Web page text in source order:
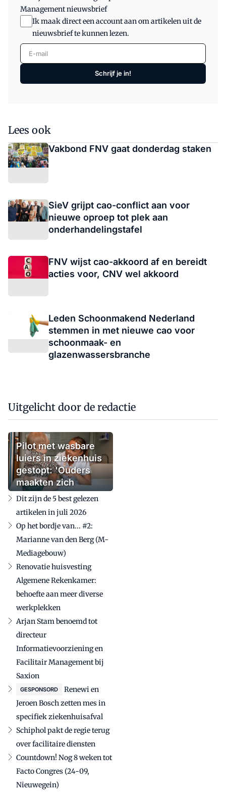
Management nieuwsbrief
Ik maak direct een account aan om artikelen uit de
nieuwsbrief te kunnen lezen.
E-mail
Schrijf je in!
Lees ook
Vakbond FNV gaat donderdag staken
SieV grijpt cao-conflict aan voor
nieuwe oproep tot plek aan
onderhandelingstafel
FNV wijst cao-akkoord af en bereidt
acties voor, CNV wel akkoord
Leden Schoonmakend Nederland
stemmen in met nieuwe cao voor
schoonmaak- en
glazenwassersbranche
Uitgelicht door de redactie
Pilot met wasbare
luiers in ziekenhuis
gestopt: 'Ouders
maakten zich
zorgen'
Dit zijn de 5 best gelezen
artikelen in juli 2026
Op het bordje van... #2:
Marianne van den Berg (M-
Mediagebouw)
Renovatie huisvesting
Algemene Rekenkamer:
behoefte aan meer diverse
werkplekken
Arjan Stam benoemd tot
directeur
Informatievoorziening en
Facilitair Management bij
Saxion
GESPONSORD
Renewi en
Jeroen Bosch zetten mes in
specifiek ziekenhuisafval
Schiphol pakt de regie terug
over facilitaire diensten
Countdown! Nog 8 weken tot
Facto Congres (24-09,
Nieuwegein)